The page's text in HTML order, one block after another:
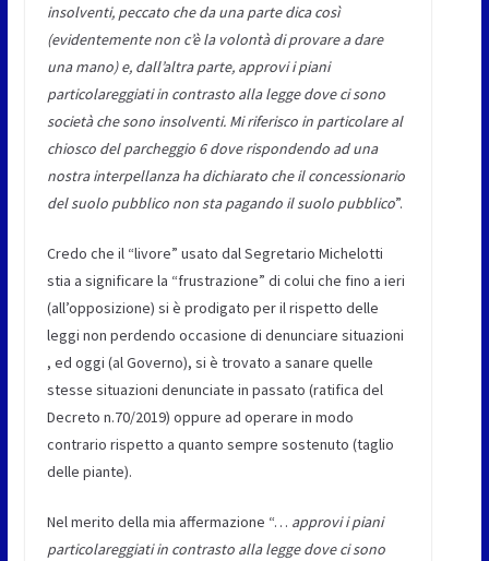
insolventi, peccato che da una parte dica così
(evidentemente non c’è la volontà di provare a dare
una mano) e, dall’altra parte, approvi i piani
particolareggiati in contrasto alla legge dove ci sono
società che sono insolventi. Mi riferisco in particolare al
chiosco del parcheggio 6 dove rispondendo ad una
nostra interpellanza ha dichiarato che il concessionario
del suolo pubblico non sta pagando il suolo pubblico”.
Credo che il “livore” usato dal Segretario Michelotti
stia a significare la “frustrazione” di colui che fino a ieri
(all’opposizione) si è prodigato per il rispetto delle
leggi non perdendo occasione di denunciare situazioni
, ed oggi (al Governo), si è trovato a sanare quelle
stesse situazioni denunciate in passato (ratifica del
Decreto n.70/2019) oppure ad operare in modo
contrario rispetto a quanto sempre sostenuto (taglio
delle piante).
Nel merito della mia affermazione “… approvi i piani
particolareggiati in contrasto alla legge dove ci sono